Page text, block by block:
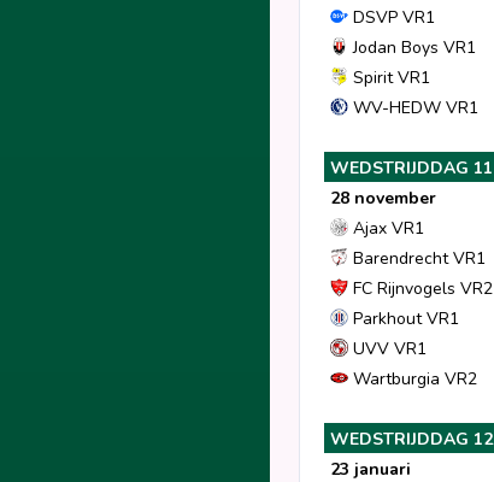
DSVP VR1
Jodan Boys VR1
Spirit VR1
WV-HEDW VR1
WEDSTRIJDDAG 11
28 november
Ajax VR1
Barendrecht VR1
FC Rijnvogels VR2
Parkhout VR1
UVV VR1
Wartburgia VR2
WEDSTRIJDDAG 12
23 januari